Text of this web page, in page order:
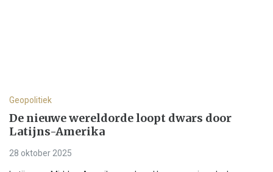
Geopolitiek
De nieuwe wereldorde loopt dwars door
Latijns-Amerika
28 oktober 2025